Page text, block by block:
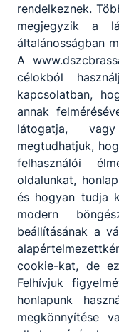
rendelkeznek.
megjegyzik a
általánosságban
A
célokból
kapcsolatban,
annak
látogatja,
megtudhatjuk,
felhasználói
oldalunkat,
és hogyan tudja
modern
beállításának a
cookie-kat, de
Felhívjuk
honlapunk
megkönnyítése